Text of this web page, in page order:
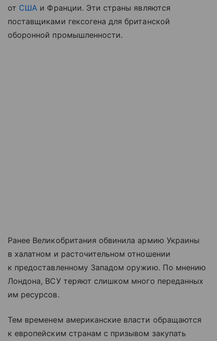
от США и Франции. Эти страны являются
поставщиками гексогена для британской
оборонной промышленности.
Ранее Великобритания обвинила армию Украины
в халатном и расточительном отношении
к предоставленному Западом оружию. По мнению
Лондона, ВСУ теряют слишком много переданных
им ресурсов.
Тем временем американские власти обращаются
к европейским странам с призывом закупать